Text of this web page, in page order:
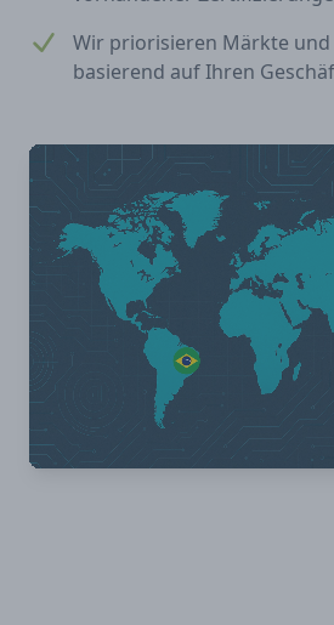
Wir priorisieren Märkte und
basierend auf Ihren